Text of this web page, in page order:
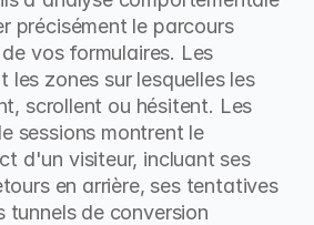
précisément le parcours
vos formulaires. Les
les zones sur lesquelles les
scrollent ou hésitent. Les
sessions montrent le
d'un visiteur, incluant ses
en arrière, ses tentatives
tunnels de conversion